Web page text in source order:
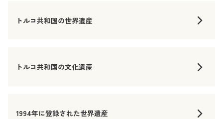
トルコ共和国の世界遺産
トルコ共和国の文化遺産
1994年に登録された世界遺産